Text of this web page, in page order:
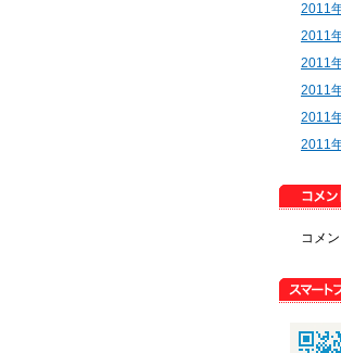
2011
2011
2011
2011
2011
2011
コメ